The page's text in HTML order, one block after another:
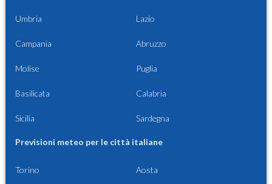
Umbria Lazio
Campania Abruzzo
Molise Puglia
Basilicata Calabria
Sicilia Sardegna
Previsioni meteo per le città italiane
Torino Aosta